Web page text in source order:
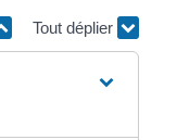
Tout déplier